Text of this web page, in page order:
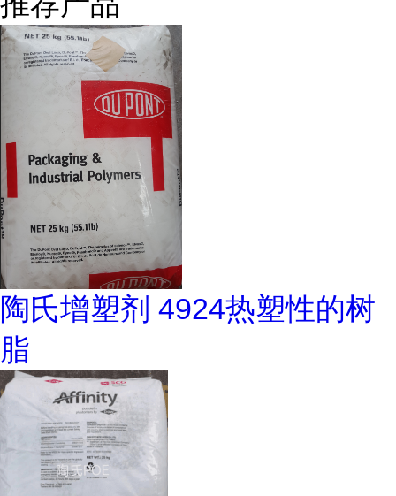
陶氏增塑剂 4924热塑性的树
脂